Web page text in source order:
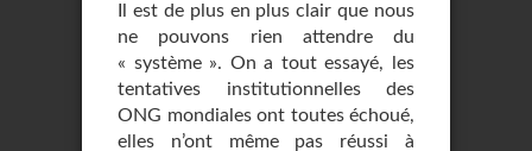
Il est de plus en plus clair que nous
ne pouvons rien attendre du
« système ». On a tout essayé, les
tentatives institutionnelles des
ONG mondiales ont toutes échoué,
elles n’ont même pas réussi à